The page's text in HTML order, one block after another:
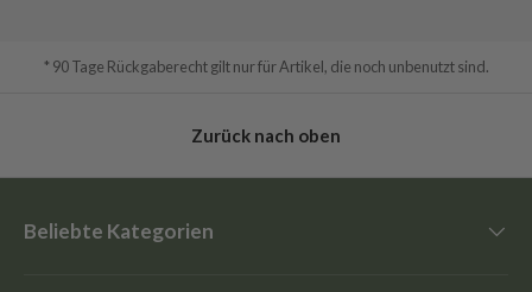
* 90 Tage Rückgaberecht gilt nur für Artikel, die noch unbenutzt sind.
Zurück nach oben
Beliebte Kategorien